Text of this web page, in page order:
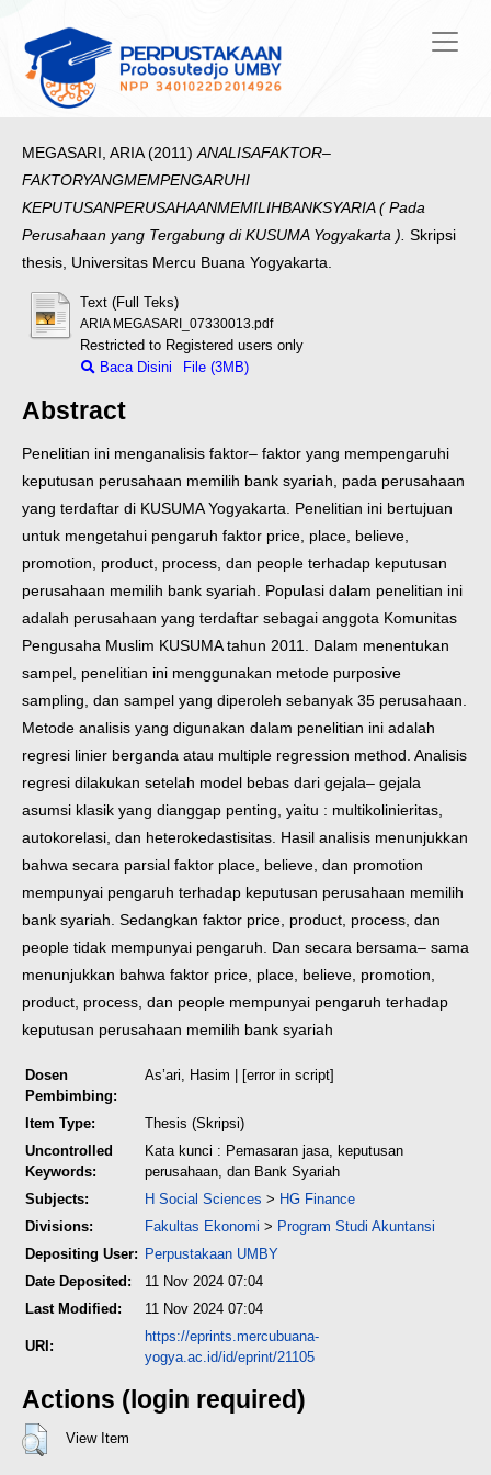
MEGASARI, ARIA(2011)ANALISAFAKTOR–
FAKTORYANGMEMPENGARUHI
KEPUTUSANPERUSAHAANMEMILIHBANKSYARIA ( Pada
Perusahaan yang Tergabung di KUSUMA Yogyakarta ). Skripsi
thesis, Universitas Mercu Buana Yogyakarta.
Text (Full Teks)
ARIA MEGASARI_07330013.pdf
Restricted to Registered users only
Baca Disini
File (3MB)
Abstract
Penelitian ini menganalisis faktor– faktor yang mempengaruhi
keputusan perusahaan memilih bank syariah, pada perusahaan
yang terdaftar di KUSUMAYogyakarta. Penelitian ini bertujuan
untuk mengetahui pengaruh faktor price, place, believe,
promotion, product, process, dan people terhadap keputusan
perusahaan memilih bank syariah.
Populasi dalam penelitian ini
adalah perusahaan yang terdaftar sebagai anggota Komunitas
Pengusaha Muslim KUSUMA tahun 2011. Dalam menentukan
sampel, penelitian ini menggunakan metode purposive
sampling, dan sampel yang diperoleh sebanyak 35 perusahaan.
Metode analisis yang digunakan dalam penelitian ini adalah
regresi linier berganda atau multiple regression method. Analisis
regresi dilakukan setelah model bebas dari gejala– gejala
asumsi klasik yang dianggap penting, yaitu : multikolinieritas,
autokorelasi, dan heterokedastisitas. Hasil analisis menunjukkan
bahwa secara parsial faktor place, believe, dan promotion
mempunyai pengaruh terhadap keputusan perusahaan memilih
bank syariah. Sedangkan faktor price, product, process, dan
people tidak mempunyai pengaruh.
Dan secara bersama– sama
menunjukkan bahwa faktor price, place, believe, promotion,
product, process, dan people mempunyai pengaruh terhadap
keputusan perusahaan memilih bank syariah
Dosen
Pembimbing:
As’ari, Hasim | [error in script]
Item Type:
Thesis (Skripsi)
Uncontrolled
Keywords:
Kata kunci : Pemasaran jasa, keputusan
perusahaan, dan Bank Syariah
Subjects:
H Social Sciences > HG Finance
Divisions:
Fakultas Ekonomi > Program Studi Akuntansi
Depositing User: Perpustakaan UMBY
Date Deposited:
11 Nov 2024 07:04
Last Modified:
11 Nov 2024 07:04
URI:
https://eprints.mercubuana-
yogya.ac.id/id/eprint/21105
Actions (login required)
View Item